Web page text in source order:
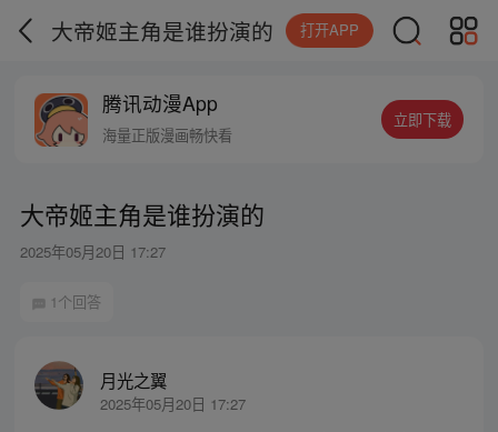
大帝姬主角是谁扮演的 打开APP
腾讯动漫App
海量正版漫画畅快看
立即下载
大帝姬主角是谁扮演的
2025年05月20日 17:27
1个回答
月光之翼
2025年05月20日 17:27